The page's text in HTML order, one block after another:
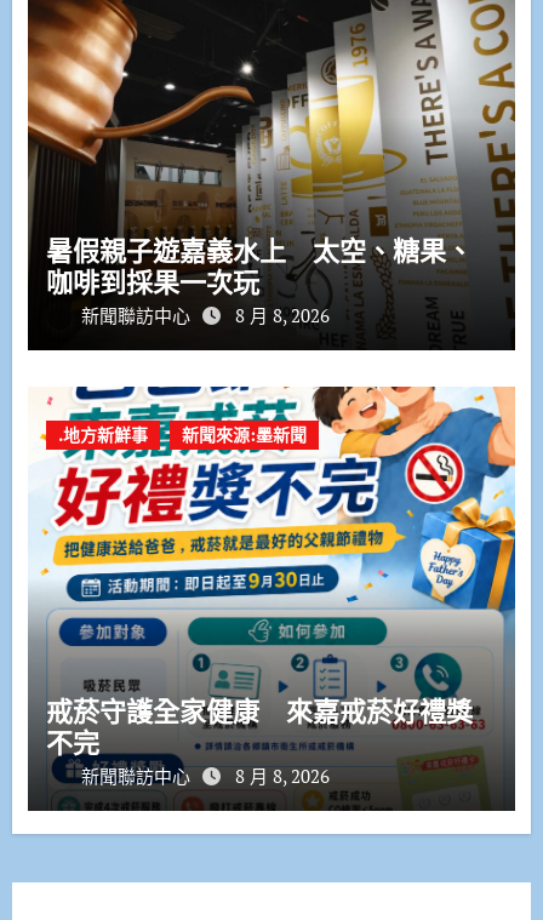
暑假親子遊嘉義水上 太空、糖果、
咖啡到採果一次玩
新聞聯訪中心 8 月 8, 2026
.地方新鮮事 新聞來源:墨新聞
戒菸守護全家健康 來嘉戒菸好禮獎
不完
新聞聯訪中心 8 月 8, 2026